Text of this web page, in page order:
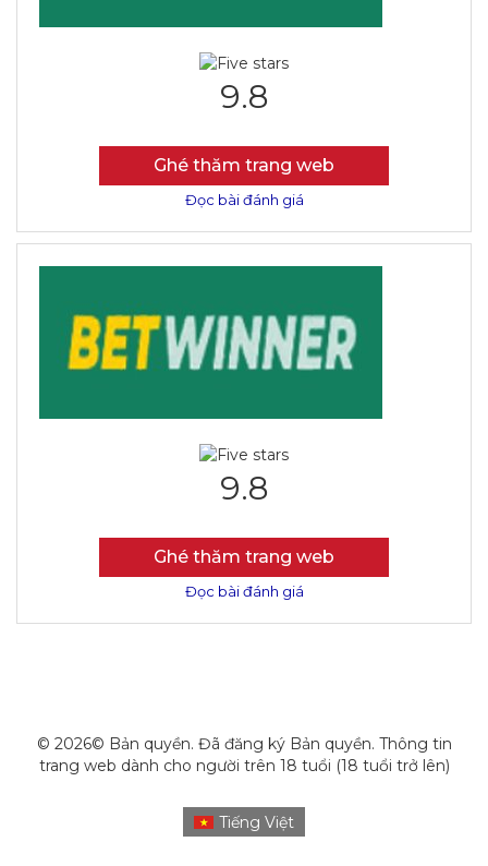
9.8
Ghé thăm trang web
Đọc bài đánh giá
9.8
Ghé thăm trang web
Đọc bài đánh giá
© 2026© Bản quyền. Đã đăng ký Bản quyền. Thông tin
trang web dành cho người trên 18 tuổi (18 tuổi trở lên)
Tiếng Việt